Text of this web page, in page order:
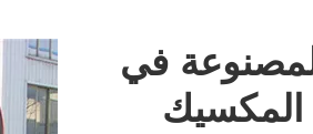
في
المكسيك